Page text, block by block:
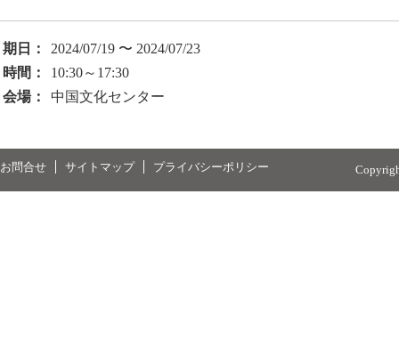
期日：
2024/07/19 〜 2024/07/23
時間：
10:30～17:30
会場：
中国文化センター
お問合せ サイトマップ プライバシーポリシー